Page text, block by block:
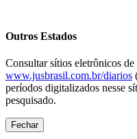
Outros Estados
Consultar sítios eletrônicos
www.jusbrasil.com.br/diarios
períodos digitalizados nesse
pesquisado.
Fechar